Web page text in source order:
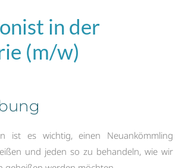
in der
(m/w)
ist es wichtig, einen Neuankömmling
und jeden so zu behandeln, wie wir